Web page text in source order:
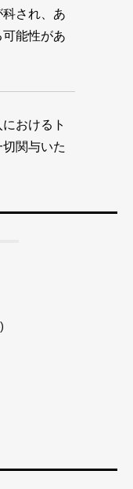
され、あ
能性があ
おけるト
関与いた